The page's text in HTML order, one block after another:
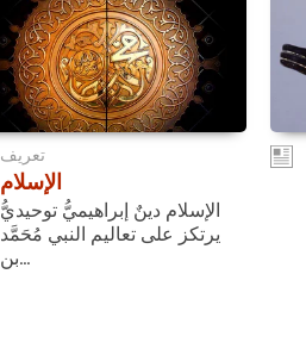
تعريف
الإسلام
الإسلام دينٌ إبراهيميُّ توحيديُّ
يرتكز على تعاليم النبي مُحَمَّد
بن...